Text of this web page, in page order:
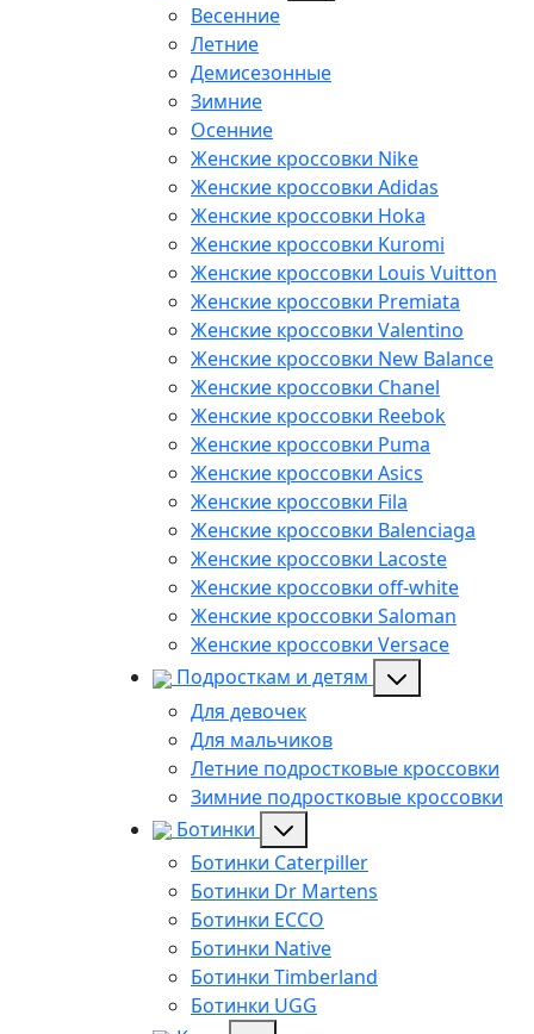
Весенние
Летние
Демисезонные
Зимние
Осенние
Женские кроссовки Nike
Женские кроссовки Adidas
Женские кроссовки Hoka
Женские кроссовки Kuromi
Женские кроссовки Louis Vuitton
Женские кроссовки Premiata
Женские кроссовки Valentino
Женские кроссовки New Balance
Женские кроссовки Chanel
Женские кроссовки Reebok
Женские кроссовки Puma
Женские кроссовки Asics
Женские кроссовки Fila
Женские кроссовки Balenciaga
Женские кроссовки Lacoste
Женские кроссовки off-white
Женские кроссовки Saloman
Женские кроссовки Versace
Подросткам и детям
Для девочек
Для мальчиков
Летние подростковые кроссовки
Зимние подростковые кроссовки
Ботинки
Ботинки Caterpiller
Ботинки Dr Martens
Ботинки ECCO
Ботинки Native
Ботинки Timberland
Ботинки UGG